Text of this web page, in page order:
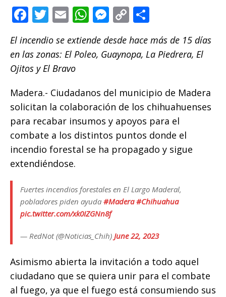
F
c
e
b
o
o
k
T
it
te
r
E
ai
l
W
h
at
s
p
p
M
ss
e
g
e
r
C
o
p
y
n
k
m
p
ti
r
El incendio se extiende desde hace más de 15 días
en las zonas: El Poleo, Guaynopa, La Piedrera, El
Ojitos y El Bravo
Madera.- Ciudadanos del municipio de Madera
solicitan la colaboración de los chihuahuenses
para recabar insumos y apoyos para el
combate a los distintos puntos donde el
incendio forestal se ha propagado y sigue
extendiéndose.
Fuertes incendios forestales en El Largo Maderal,
pobladores piden ayuda #Madera #Chihuahua
pic.twitter.com/xk0IZGNn8f
— RedNot (@Noticias_Chih) June 22, 2023
Asimismo abierta la invitación a todo aquel
ciudadano que se quiera unir para el combate
al fuego, ya que el fuego está consumiendo sus